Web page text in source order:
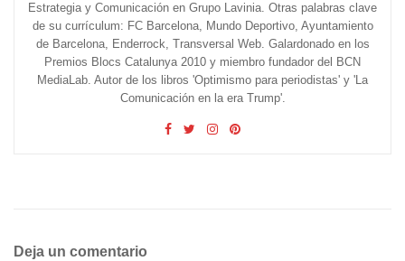
Estrategia y Comunicación en Grupo Lavinia. Otras palabras clave
de su currículum: FC Barcelona, Mundo Deportivo, Ayuntamiento
de Barcelona, Enderrock, Transversal Web. Galardonado en los
Premios Blocs Catalunya 2010 y miembro fundador del BCN
MediaLab. Autor de los libros 'Optimismo para periodistas' y 'La
Comunicación en la era Trump'.
Deja un comentario